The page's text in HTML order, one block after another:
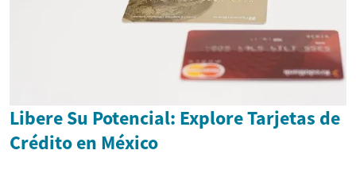
Libere Su Potencial: Explore Tarjetas de
Crédito en México